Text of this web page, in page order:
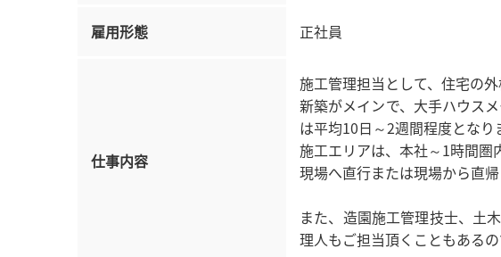
雇用形態 正社員
仕事内容
施工管理担当として、住宅の
新築がメインで、大手ハウス
は平均10日～2週間程度となり
施工エリアは、本社～1時間圏
現場へ直行または現場から直帰
また、造園施工管理技士、土
理人もご担当頂くこともある